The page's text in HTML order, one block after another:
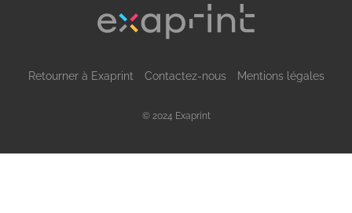
Retourner à Exaprint Contactez-nous Mentions légales
© 2024 Exaprint